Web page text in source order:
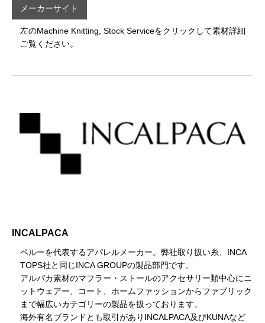
メーカーサイト
左のMachine Knitting, Stock Serviceをクリックして素材詳細
ご覧ください。
INCALPACA
ペルーを代表するアパレルメーカー。弊社取り扱い糸、INCA
TOPS社と同じINCA GROUPの製品部門です。
アルパカ素材のマフラー・ストールのアクセサリー類中心にニ
ットウェアー、コート、ホームファッションからファブリック
まで幅広いカテゴリーの製品を扱っております。
海外有名ブランドとも取引がありINCALPACA及びKUNAなど